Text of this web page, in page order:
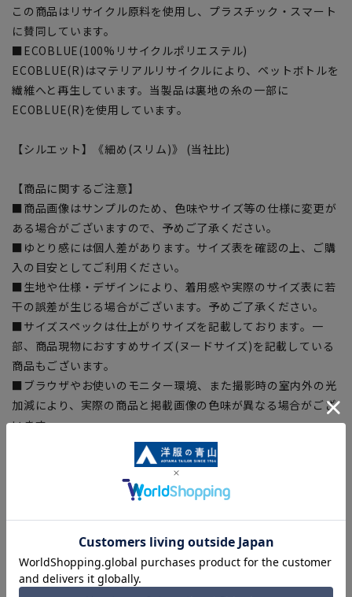
この商品はリサイクル原料を使用し、プラスチック・スマート
に賛同しています。
■ECOBLUE(100%リサイクルポリエステル)
ECOBLUE(R)はマテリアルリサイクルにより、ペットボトルを
繊維へと再生しています。当製品は裏地の糸の一部に
ECOBLUE(R)を使用しています。
【シルエット】《細め(スリム)》 (当社比)
【商品に関するご注意】
■商品画像はサンプルのため、色味やサイズ等の仕様に変更が
ある場合がございますので、予めご了承ください。
■ゆとり感には個人差があります。サイズ表を確認の上、ご購
入の目安としてご利用ください。
■生地や仕様・デザインにより、着用感や実際のサイズ表に若
干の誤差が生じる場合がございます。予めご了承ください。
■サイズスペックは仕上がりサイズを記載しております。一
部、商品現物におすすめサイズ(ヌードサイズ)を記載している
商品もございます。
■ブラウザやお使いのモニター環境、また撮影時の室内外の光
加減により、実際の商品と掲載画像の色味が異なる場合がござ
います。
■店舗や各モールサイトと商品在庫を共有しております関係
上、ご注文いただいたタイミングにより欠品が発生し、ご注文
を完了できない場合がございます。予めご了承ください。
■お急ぎ発送のご注文につきましても、ご注文のタイミングに
よってはお急ぎ発送サービスを選択できない場合がございま
洗えるスーツはこちら